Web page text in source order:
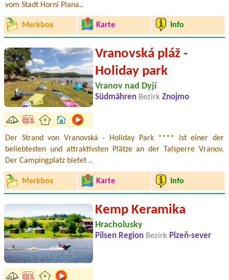
vom Stadt Horni Plana..
Merkbox Karte Info
Vranovská pláž -
Holiday park
Vranov nad Dyjí
Südmähren Bezirk Znojmo
Der Strand von Vranovská - Holiday Park **** ist einer der
beliebtesten und attraktivsten Plätze an der Talsperre Vranov.
Der Campingplatz bietet ..
Merkbox Karte Info
Kemp Keramika
Hracholusky
Pilsen Region Bezirk Plzeň-sever